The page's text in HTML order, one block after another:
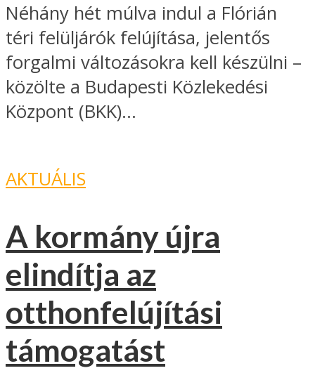
Néhány hét múlva indul a Flórián
téri felüljárók felújítása, jelentős
forgalmi változásokra kell készülni –
közölte a Budapesti Közlekedési
Központ (BKK)...
AKTUÁLIS
A kormány újra
elindítja az
otthonfelújítási
támogatást